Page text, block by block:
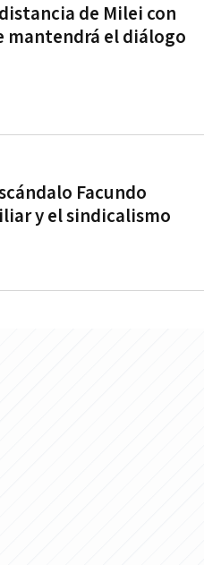
de Milei con
mantendrá el diálogo
Facundo
y el sindicalismo